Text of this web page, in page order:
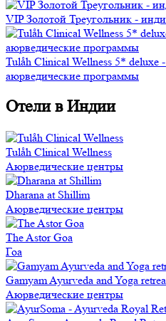
VIP Золотой Треугольник -
Tulåh Clinical Wellness 5* deluxe
аюрведические программы
Отели в Индии
Tulåh Clinical Wellness
Аюрведические центры
Dharana at Shillim
Аюрведические центры
The Astor Goa
Гоа
Gamyam Ayurveda and Yoga
Аюрведические центры